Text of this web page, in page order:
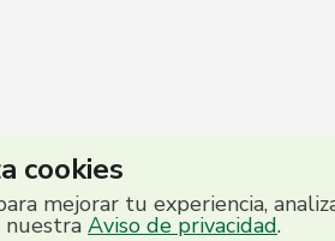
cookies
mejorar tu experiencia,
nuestra Aviso de privacidad.